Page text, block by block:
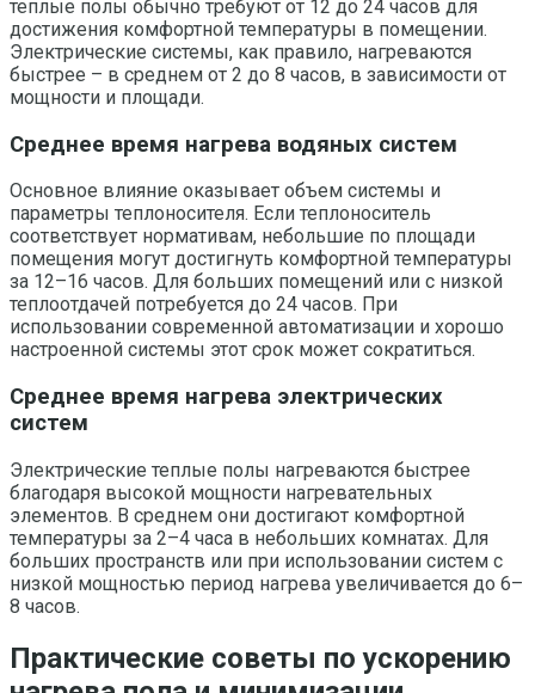
теплые полы обычно требуют от 12 до 24 часов для
достижения комфортной температуры в помещении.
Электрические системы, как правило, нагреваются
быстрее – в среднем от 2 до 8 часов, в зависимости от
мощности и площади.
Среднее время нагрева водяных систем
Основное влияние оказывает объем системы и
параметры теплоносителя. Если теплоноситель
соответствует нормативам, небольшие по площади
помещения могут достигнуть комфортной температуры
за 12–16 часов. Для больших помещений или с низкой
теплоотдачей потребуется до 24 часов. При
использовании современной автоматизации и хорошо
настроенной системы этот срок может сократиться.
Среднее время нагрева электрических
систем
Электрические теплые полы нагреваются быстрее
благодаря высокой мощности нагревательных
элементов. В среднем они достигают комфортной
температуры за 2–4 часа в небольших комнатах. Для
больших пространств или при использовании систем с
низкой мощностью период нагрева увеличивается до 6–
8 часов.
Практические советы по ускорению